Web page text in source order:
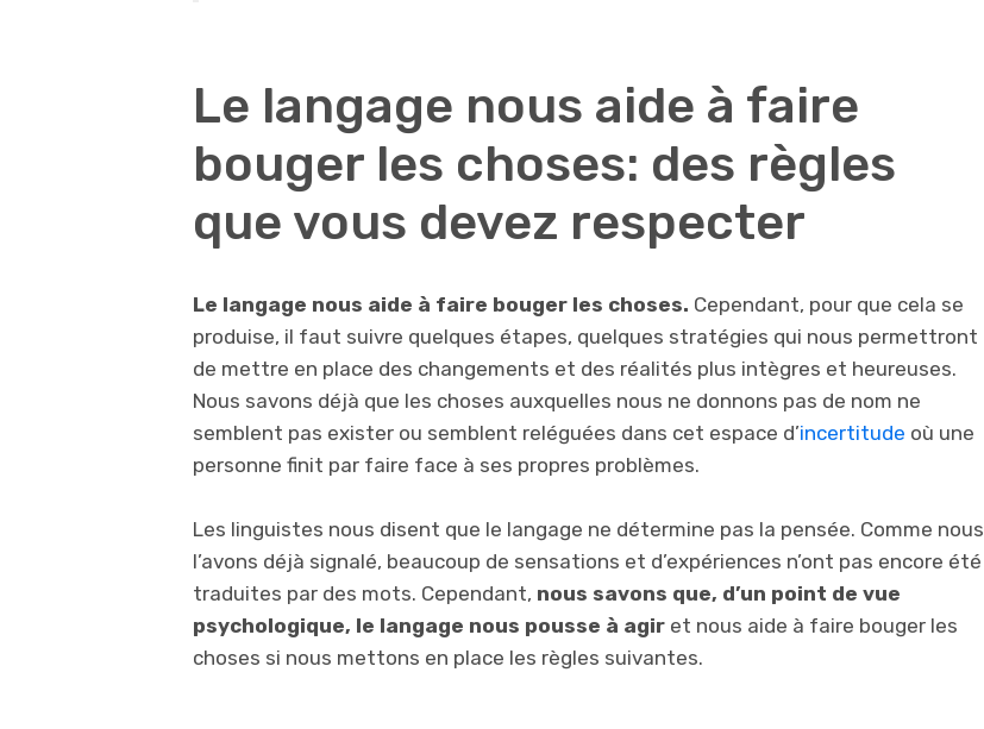
Le langage nous aide à faire
bouger les choses: des règles
que vous devez respecter
Le langage nous aide à faire bouger les choses. Cependant, pour que cela se
produise, il faut suivre quelques étapes, quelques stratégies qui nous permettront
de mettre en place des changements et des réalités plus intègres et heureuses.
Nous savons déjà que les choses auxquelles nous ne donnons pas de nom ne
semblent pas exister ou semblent reléguées dans cet espace d’incertitude où une
personne finit par faire face à ses propres problèmes.
Les linguistes nous disent que le langage ne détermine pas la pensée. Comme nous
l’avons déjà signalé, beaucoup de sensations et d’expériences n’ont pas encore été
traduites par des mots. Cependant, nous savons que, d’un point de vue
psychologique, le langage nous pousse à agir et nous aide à faire bouger les
choses si nous mettons en place les règles suivantes.